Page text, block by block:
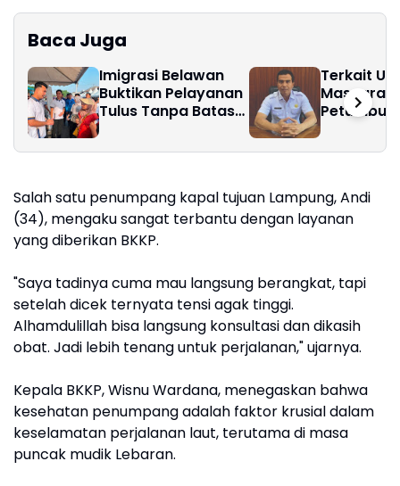
Baca Juga
Imigrasi Belawan
Buktikan Pelayanan
Tulus Tanpa Batas
Terkait
Zulhifan
Salah satu penumpang kapal tujuan Lampung, Andi
(34), mengaku sangat terbantu dengan layanan
yang diberikan BKKP.
"Saya tadinya cuma mau langsung berangkat, tapi
setelah dicek ternyata tensi agak tinggi.
Alhamdulillah bisa langsung konsultasi dan dikasih
obat. Jadi lebih tenang untuk perjalanan," ujarnya.
Kepala BKKP, Wisnu Wardana, menegaskan bahwa
kesehatan penumpang adalah faktor krusial dalam
keselamatan perjalanan laut, terutama di masa
puncak mudik Lebaran.